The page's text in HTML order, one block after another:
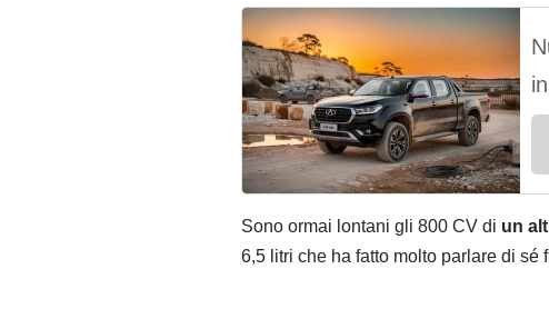
Sono ormai lontani gli 800 CV di un
6,5 litri che ha fatto molto parlare di sé